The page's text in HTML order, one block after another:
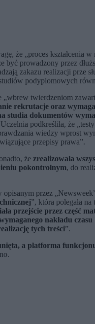
że „proces kształcenia
być prowadzony przez
zakazu realizacji prze
podyplomowych
„wbrew twierdzeniom
rekrutacje oraz wymaga
studia dokumentów
Uczelnia podkreśliła, że
wiedzy wprost
przepisy prawa”.
że zrealizowała
pokontrolnym, do
opisanym przez
”, która polegała na
przejście przez część
nakładu czasu
tych treści”.
a platforma